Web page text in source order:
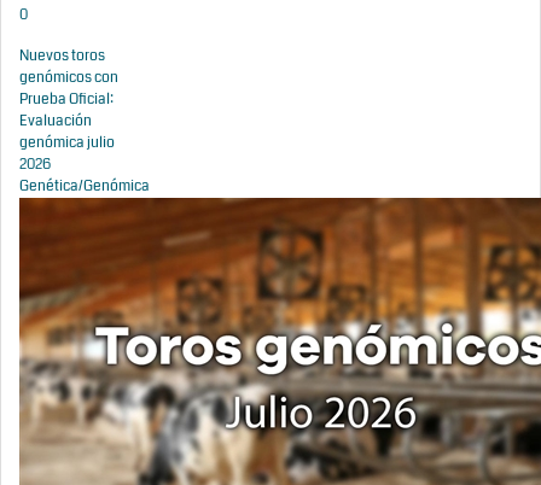
0
Nuevos toros
genómicos con
Prueba Oficial:
Evaluación
genómica julio
2026
Genética/Genómica